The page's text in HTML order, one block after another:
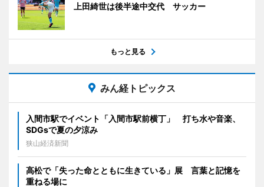
上田綺世は後半途中交代 サッカー
もっと見る
みん経トピックス
入間市駅でイベント「入間市駅前横丁」 打ち水や音楽、
SDGsで夏の夕涼み
狭山経済新聞
高松で「失った命とともに生きている」展 言葉と記憶を
重ねる場に